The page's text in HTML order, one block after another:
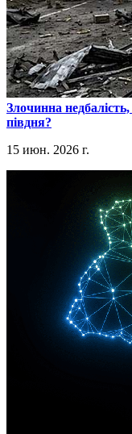
​Злочинна
півдня?
15 июн. 2026 г.